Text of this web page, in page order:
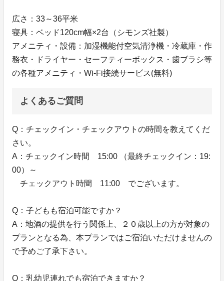
広さ：33～36平米
寝具：ベッド120cm幅×2台（シモンズ社製）
アメニティ・設備：加湿機能付空気清浄機・冷蔵庫・作
務衣・ドライヤー・セーフティーボックス・歯ブラシ等
の各種アメニティ・Wi-Fi接続サービス(無料)
よくあるご質問
Q：チェックイン・チェックアウトの時間を教えてくだ
さい。
A：チェックイン時間 15:00 （最終チェックイン：19:
00）～
チェックアウト時間 11:00 でございます。
Q：子どもも宿泊可能ですか？
A：地酒の提供を行う関係上、２０歳以上の方が対象の
プランとなる為、本プランではご宿泊いただけませんの
で予めご了承下さい。
Q：乳幼児連れでも宿泊できますか？